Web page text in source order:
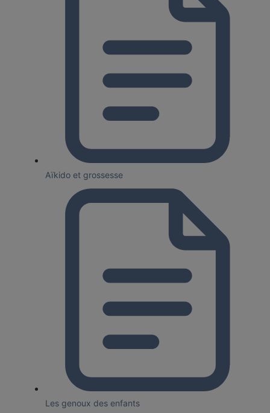
Aïkido et grossesse
Les genoux des enfants